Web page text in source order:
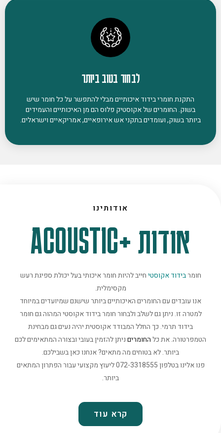
לבחור בטוב ביותר
התקנת חומרי בידוד איכותיים מבלי להתפשר על כל חומר שיש
בשוק. החומרים של אקוסטיק פלוס הם מן האיכותיים והעמידים
ביותר בשוק, ועומדים בתקני אש אירופאיים, אמריקאיים וישראלים.
אודותינו
אודות +ACOUSTIC
חומרבידוד אקוסטיחייב להיות חומר איכותי בעל יכולת ספיגת רעש
מקסימלית.
אנו עובדים עם החומרים האיכותיים ביותר שישנם שמיועדים במיוחד
למטרה זו. ניתן גם לשלב ולבחור חומר בידוד אקוסטי המהוה גם חומר
בידוד תרמי. כך החלל המבודד אקוסטית יהיה נעים גם מבחינת
הטמפרטורה. את כלהחומריםניתן להזמין בעובי ובצורה המתאימים לכם
ביותר. לא בטוחים מה מתאים? אנחנו כאן בשבילכם.
פנו אלינו בטלפון 072-3318555 ליעוץ מקצועי עבור הפתרון המתאים
ביותר.
קרא עוד